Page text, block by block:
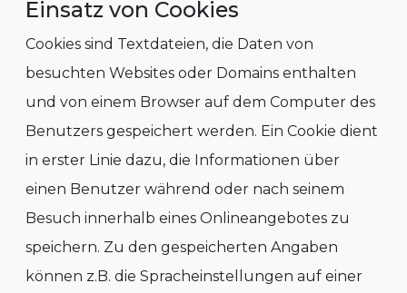
Einsatz von Cookies
Cookies sind Textdateien, die Daten von
besuchten Websites oder Domains enthalten
und von einem Browser auf dem Computer des
Benutzers gespeichert werden. Ein Cookie dient
in erster Linie dazu, die Informationen über
einen Benutzer während oder nach seinem
Besuch innerhalb eines Onlineangebotes zu
speichern. Zu den gespeicherten Angaben
können z.B. die Spracheinstellungen auf einer